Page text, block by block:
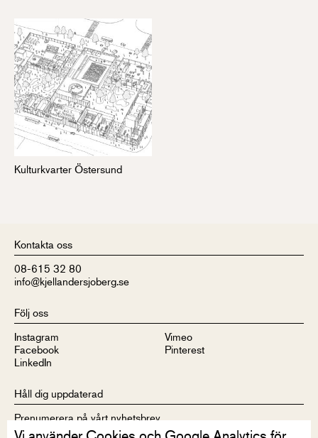
Kulturkvarter Östersund
Kontakta oss
08-615 32 80
info@kjellandersjoberg.se
Följ oss
Instagram
Facebook
LinkedIn
Vimeo
Pinterest
Håll dig uppdaterad
Prenumerera på vårt nyhetsbrev